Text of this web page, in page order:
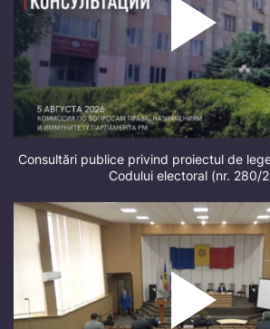
Consultări publice privind proiectul de
Codului electoral (nr. 280/